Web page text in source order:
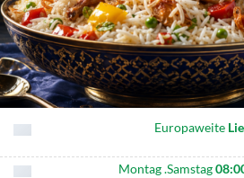
Europaweite
Montag .Samstag